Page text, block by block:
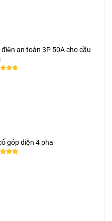
điện an toàn 3P 50A cho cầu
góp điện 4 pha